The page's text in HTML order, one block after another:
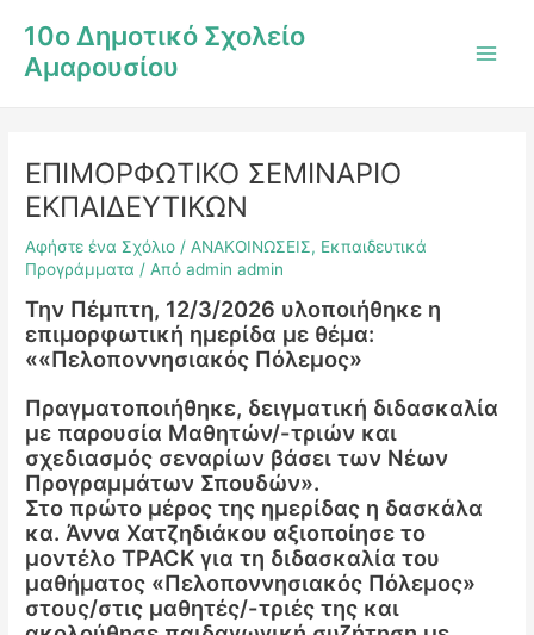
στο
περιεχόμενο
10ο Δημοτικό Σχολείο
Αμαρουσίου
ΕΠΙΜΟΡΦΩΤΙΚΟ ΣΕΜΙΝΑΡΙΟ
ΕΚΠΑΙΔΕΥΤΙΚΩΝ
Αφήστε ένα Σχόλιο / ΑΝΑΚΟΙΝΩΣΕΙΣ, Εκπαιδευτικά
Προγράμματα / Απόadmin admin
Την Πέμπτη, 12/3/2026 υλοποιήθηκε η
επιμορφωτική ημερίδα με θέμα:
««Πελοποννησιακός Πόλεμος»
Πραγματοποιήθηκε, δειγματική διδασκαλία
με παρουσία Μαθητών/-τριών και
σχεδιασμός σεναρίων βάσει των Νέων
Προγραμμάτων Σπουδών».
Στο πρώτο μέρος της ημερίδας η δασκάλα
κα. Άννα Χατζηδιάκου αξιοποίησε το
μοντέλο TPACK για τη διδασκαλία του
μαθήματος «Πελοποννησιακός Πόλεμος»
στους/στις μαθητές/-τριές της και
navigation